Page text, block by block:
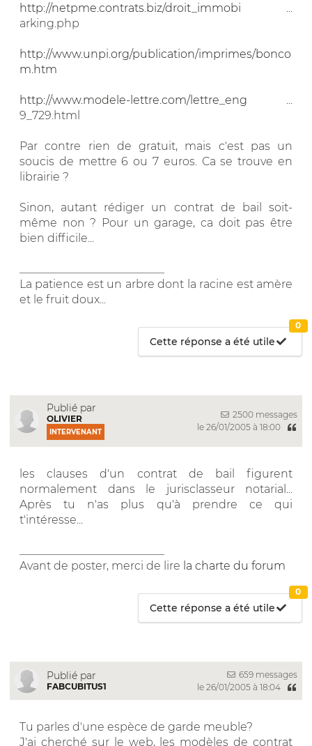
http://netpme.contrats.biz/droit_immobi
arking.php
http://www.unpi.org/publication/imprimes/bonco
m.htm
http://www.modele-lettre.com/lettre_eng
9_729.html
Par contre rien de gratuit, mais c'est pas un
soucis de mettre 6 ou 7 euros. Ca se trouve en
librairie ?
Sinon, autant rédiger un contrat de bail soit-
même non ? Pour un garage, ca doit pas être
bien difficile...
La patience est un arbre dont la racine est amère
et le fruit doux...
Cette réponse a été utile
0
Publié par
OLIVIER
INTERVENANT
2500 messages
le 26/01/2005 à 18:00
les clauses d'un contrat de bail figurent
normalement dans le jurisclasseur notarial...
Après tu n'as plus qu'à prendre ce qui
t'intéresse...
Avant de poster, merci de lire la charte du forum
Cette réponse a été utile
0
Publié par
FABCUBITUS1
659 messages
le 26/01/2005 à 18:04
Tu parles d'une espèce de garde meuble?
J'ai cherché sur le web, les modèles de contrat